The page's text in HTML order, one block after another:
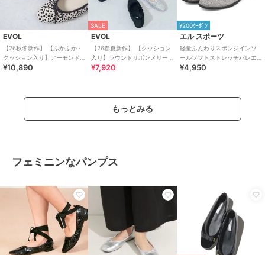
EVOL
【26秋冬新作】 【ふかふか・
クッション入り】アーモンド
トゥソフトバレエ CB23875
¥10,890
SALE
EVOL
【26春夏新作】 【クッション
入り】ラウンドリボンメリー
ジェーンフラットパンプス
¥7,920
¥200ｸｰﾎﾟﾝ
エル スポーツ
軽量ふんわりスポンジインソ
ールソフトストレッチバレエ
シューズ ESP14501
¥4,950
もっとみる
フェミニンなパンプス